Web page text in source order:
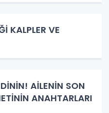
KALPLER VE
AİLENİN SON
ANAHTARLARI